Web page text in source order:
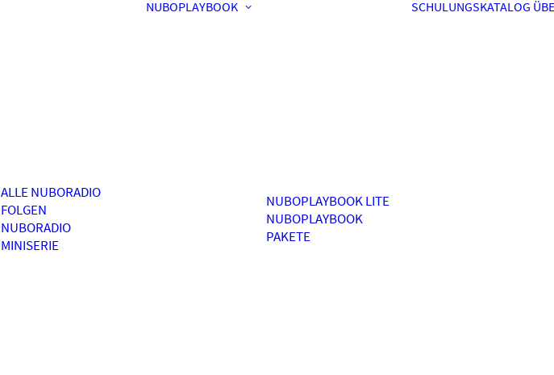
ALLE NUBORADIO
FOLGEN
NUBORADIO
MINISERIE
NUBOPLAYBOOK
NUBOPLAYBOOK LITE
NUBOPLAYBOOK
PAKETE
SCHULUNGSKATALOG